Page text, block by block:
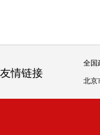
友情链接
全国
北京